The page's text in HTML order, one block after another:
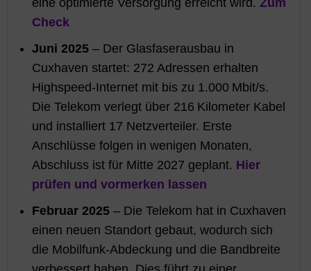
eine optimierte Versorgung erreicht wird. Zum
Check
Juni 2025 – Der Glasfaserausbau in
Cuxhaven startet: 272 Adressen erhalten
Highspeed-Internet mit bis zu 1.000 Mbit/s.
Die Telekom verlegt über 216 Kilometer Kabel
und installiert 17 Netzverteiler. Erste
Anschlüsse folgen in wenigen Monaten,
Abschluss ist für Mitte 2027 geplant. Hier
prüfen und vormerken lassen
Februar 2025 – Die Telekom hat in Cuxhaven
einen neuen Standort gebaut, wodurch sich
die Mobilfunk-Abdeckung und die Bandbreite